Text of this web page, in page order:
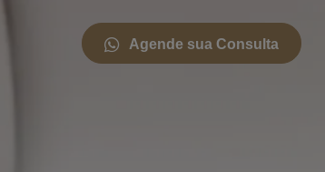
Agende sua Consulta